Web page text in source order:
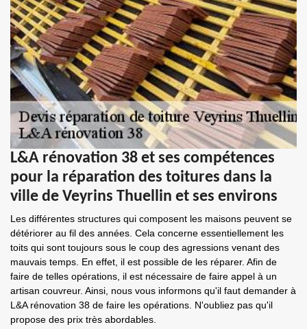
L&A rénovation 38 et ses compétences
pour la réparation des toitures dans la
ville de Veyrins Thuellin et ses environs
Les différentes structures qui composent les maisons peuvent se
détériorer au fil des années. Cela concerne essentiellement les
toits qui sont toujours sous le coup des agressions venant des
mauvais temps. En effet, il est possible de les réparer. Afin de
faire de telles opérations, il est nécessaire de faire appel à un
artisan couvreur. Ainsi, nous vous informons qu'il faut demander à
L&A rénovation 38 de faire les opérations. N'oubliez pas qu'il
propose des prix très abordables.